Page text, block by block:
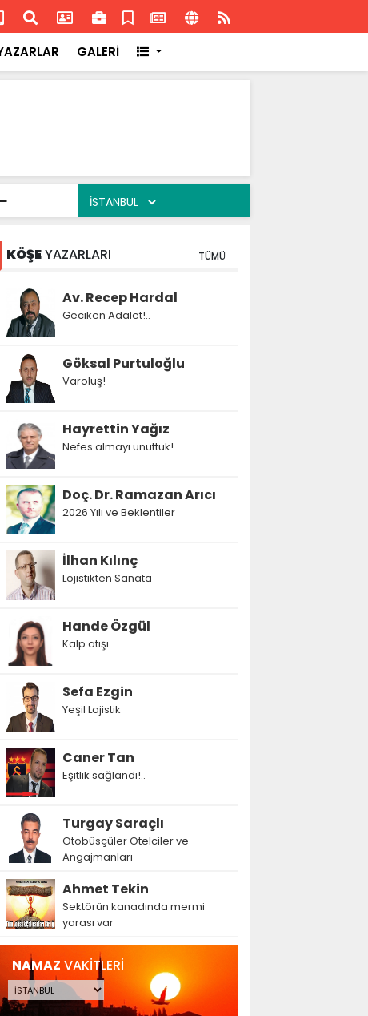
başarısı
GALERİ
KÖŞEYAZARLARI TÜMÜ
Av. Recep Hardal
Geciken Adalet!..
Göksal Purtuloğlu
Varoluş!
Hayrettin Yağız
Nefes almayı unuttuk!
Doç. Dr. Ramazan Arıcı
2026 Yılı ve Beklentiler
İlhan Kılınç
Lojistikten Sanata
Hande Özgül
Kalp atışı
Sefa Ezgin
Yeşil Lojistik
Caner Tan
Eşitlik sağlandı!..
Turgay Saraçlı
Otobüsçüler Otelciler ve
Angajmanları
Ahmet Tekin
Sektörün kanadında mermi
yarası var
NAMAZ VAKİTLERİ